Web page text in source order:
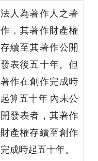
法人為著作人之著
作，其著作財產權
存續至其著作公開
發表後五十年。但
著作在創作完成時
起算五十年 內未公
開發表者，其著作
財產權存續至創作
完成時起五十年。